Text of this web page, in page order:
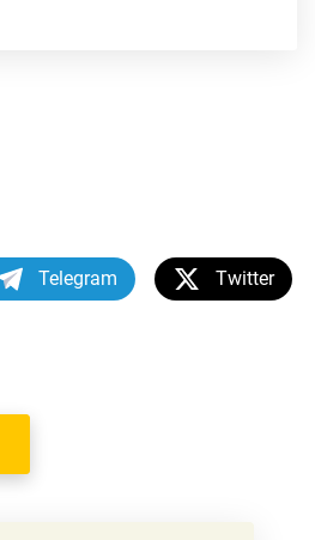
Telegram Twitter